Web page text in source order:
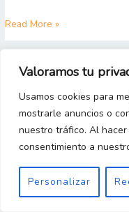
Valoramos tu
Usamos cookies para
mostrarle anuncios o
nuestro tráfico. Al
consentimiento a
Personalizar
Guía
completa
Read More »